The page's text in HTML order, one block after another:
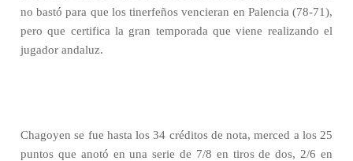
no bastó para que los tinerfeños vencieran en Palencia (78-71),
pero que certifica la gran temporada que viene realizando el
jugador andaluz.
Chagoyen se fue hasta los 34 créditos de nota, merced a los 25
puntos que anotó en una serie de 7/8 en tiros de dos, 2/6 en